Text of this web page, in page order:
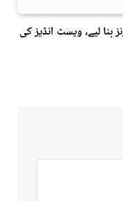
نے پہلی اننگز دو وکٹوں پر 266 رنز بنا لیے، ویسٹ انڈیز کی